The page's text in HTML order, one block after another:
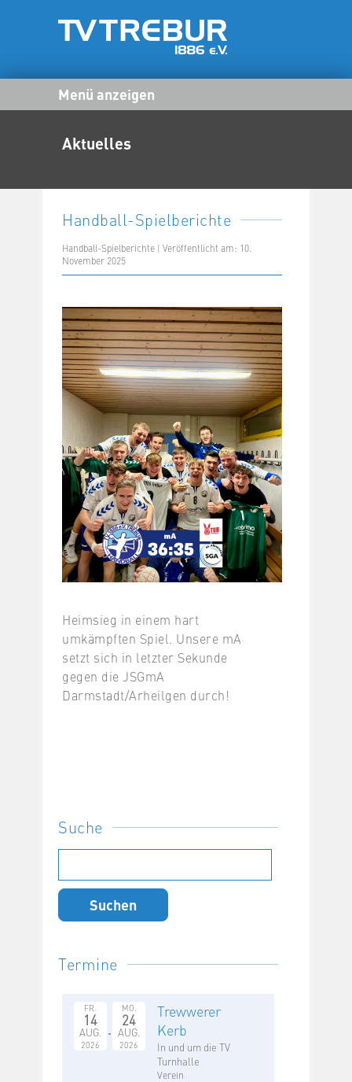
Menü anzeigen
Aktuelles
Handball-Spielberichte
Handball-Spielberichte | Veröffentlicht am: 10.
November 2025
Heimsieg in einem hart
umkämpften Spiel. Unsere mA
setzt sich in letzter Sekunde
gegen die JSGmA
Darmstadt/Arheilgen durch!
Suche
nach:
Termine
FR.
14
AUG.
2026
MO.
24
AUG.
2026
Trewwerer
Kerb
In und um die TV
Turnhalle
Verein